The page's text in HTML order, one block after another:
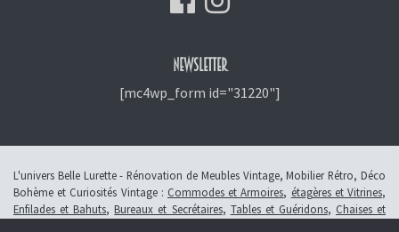
NEWSLETTER
[mc4wp_form id="31220"]
L'univers Belle Lurette - Rénovation de Meubles Vintage, Mobilier Rétro, Déco
Bohème et Curiosités Vintage : Commodes et Armoires, étagères et Vitrines,
Enfilades et Bahuts,Bureaux et Secrétaires, Tables et Guéridons, Chaises et